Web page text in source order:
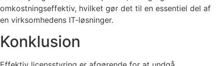
omkostningseffektiv, hvilket gør det til en essentiel del af
en virksomhedens IT-løsninger.
Konklusion